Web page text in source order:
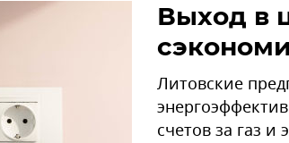
Выход в
Литовские
счетов за газ и